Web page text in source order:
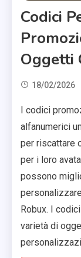
Codici
Oggetti
18/02/2026
I codici
alfanumerici
per riscattare
per i loro
possono
Robux. I
varietà di